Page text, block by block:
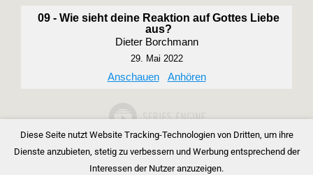
09 - Wie sieht deine Reaktion auf Gottes Liebe
aus?
Dieter Borchmann
29. Mai 2022
Anschauen Anhören
Diese Seite nutzt Website Tracking-Technologien von Dritten, um ihre
Dienste anzubieten, stetig zu verbessern und Werbung entsprechend der
Interessen der Nutzer anzuzeigen.